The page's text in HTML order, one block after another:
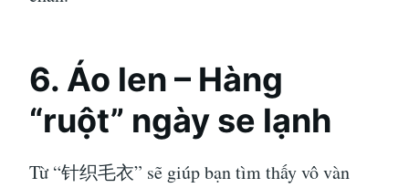
6. Áo len – Hàng
“ruột” ngày se lạnh
Từ “针织毛衣” sẽ giúp bạn tìm thấy vô vàn